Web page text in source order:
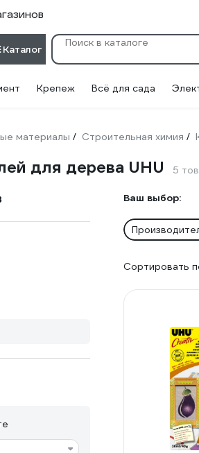
Каталог
Крепеж Всё для сада
материалы / Строительная химия /
для дерева UHU 5
Ваш выбор:
Сортировать